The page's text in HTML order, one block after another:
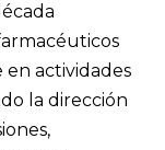
en actividades
la dirección